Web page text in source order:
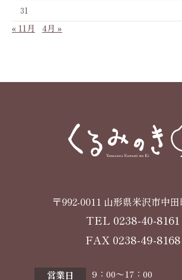
31
« 11月 4月 »
〒992-0011 山形県米沢市中
TEL 0238-40-8161
FAX 0238-49-8168
営業日 9：00〜17：00